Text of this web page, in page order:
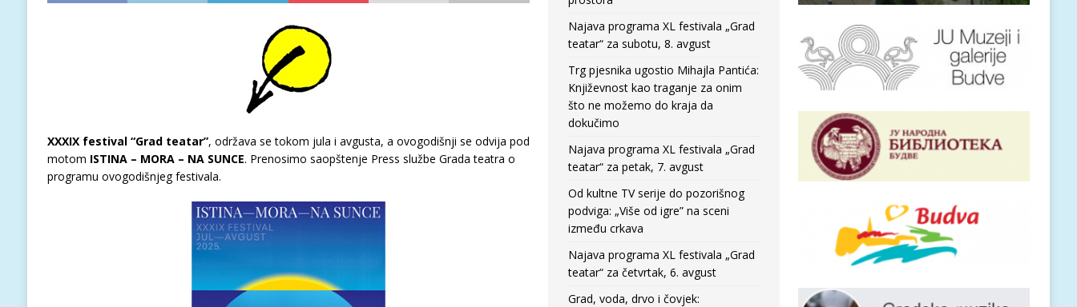
XXXIX festival “Grad teatar”, održava se tokom jula i avgusta, a ovogodišnji se odvija pod
motom ISTINA – MORA – NA SUNCE. Prenosimo saopštenje Press službe Grada teatra o
programu ovogodišnjeg festivala.
Najava programa XL festivala „Grad
teatar“ za subotu, 8. avgust
Trg pjesnika ugostio Mihajla Pantića:
Književnost kao traganje za onim
što ne možemo do kraja da
dokučimo
Najava programa XL festivala „Grad
teatar“ za petak, 7. avgust
Od kultne TV serije do pozorišnog
podviga: „Više od igre” na sceni
između crkava
Najava programa XL festivala „Grad
teatar“ za četvrtak, 6. avgust
Grad, voda, drvo i čovjek: